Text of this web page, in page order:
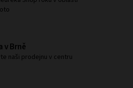
v Brně
naši prodejnu v centru